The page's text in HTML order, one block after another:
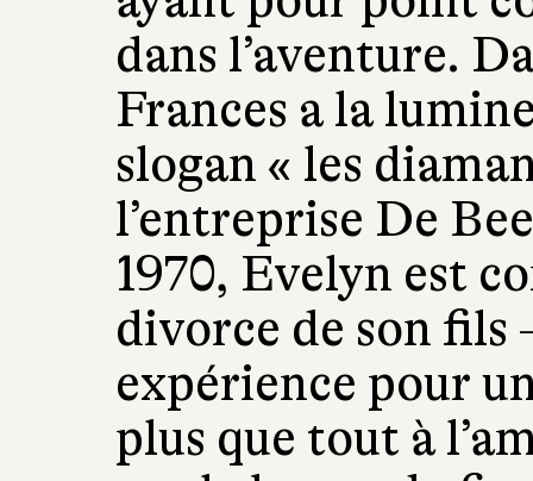
dans l’aventure.
Frances a la
slogan « les
l’entreprise De
1970, Evelyn est
divorce de son fils
expérience pour
plus que tout à